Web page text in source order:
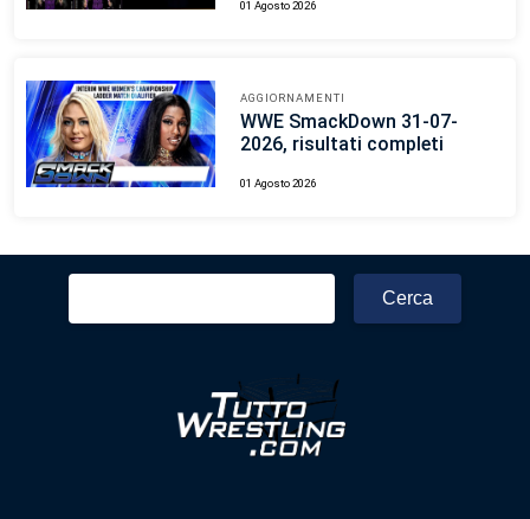
01 Agosto 2026
AGGIORNAMENTI
WWE SmackDown 31-07-
2026, risultati completi
01 Agosto 2026
Ricerca